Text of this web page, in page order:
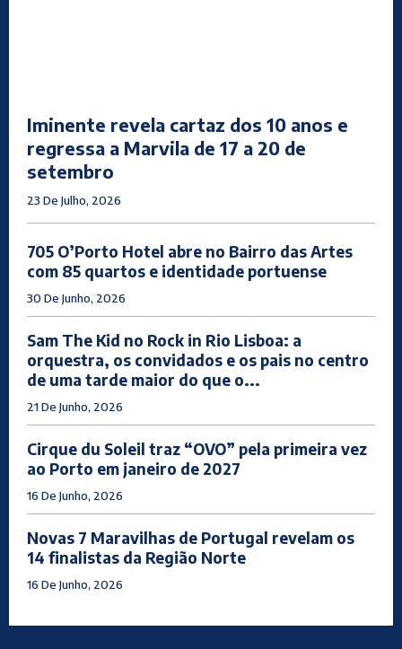
Iminente revela cartaz dos 10 anos e
regressa a Marvila de 17 a 20 de
setembro
23 De Julho, 2026
705 O’Porto Hotel abre no Bairro das Artes
com 85 quartos e identidade portuense
30 De Junho, 2026
Sam The Kid no Rock in Rio Lisboa: a
orquestra, os convidados e os pais no centro
de uma tarde maior do que o...
21 De Junho, 2026
Cirque du Soleil traz “OVO” pela primeira vez
ao Porto em janeiro de 2027
16 De Junho, 2026
Novas 7 Maravilhas de Portugal revelam os
14 finalistas da Região Norte
16 De Junho, 2026